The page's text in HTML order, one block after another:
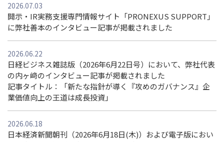
2026.07.03
開示・IR実務支援専門情報サイト「PRONEXUS SUPPORT」
に弊社善本のインタビュー記事が掲載されました
2026.06.22
日経ビジネス雑誌版（2026年6月22日号）において、弊社代表
の内ヶ﨑のインタビュー記事が掲載されました
記事タイトル：「新たな指針が導く『攻めのガバナンス』企
業価値向上の王道は成長投資」
2026.06.18
日本経済新聞朝刊（2026年6月18日(木)）および電子版におい